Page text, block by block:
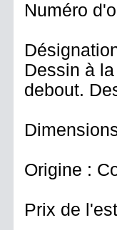
Numéro
Dessin à
debout.
Origine :
Prix de